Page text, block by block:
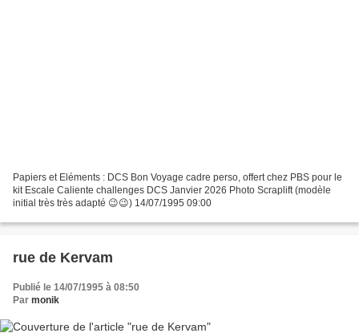
Papiers et Eléments : DCS Bon Voyage cadre perso, offert chez PBS pour le
kit Escale Caliente challenges DCS Janvier 2026 Photo Scraplift (modèle
initial très très adapté 😉😉) 14/07/1995 09:00
rue de Kervam
Publié le 14/07/1995 à 08:50
Par monik